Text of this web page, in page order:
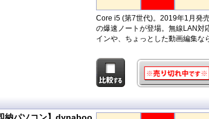
Core i5 (第7世代)。2019年1月発
の爆速ノートが登場。無線LAN対
インや、ちょっとした動画編集な